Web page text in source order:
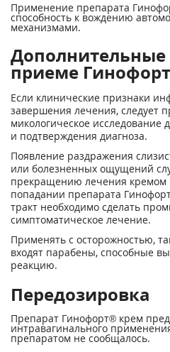
Применение препарата
способность к вождению
механизмами.
Дополнительные
приеме
Если клинические признаки
завершения лечения, следует
микологическое исследование
и подтверждения диагноза.
Появление раздражения
или болезненных ощущений
прекращению лечения кремом
попадании препарата
тракт необходимо сделать
симптоматическое лечение.
Применять с осторожностью,
входят парабены, способные
реакцию.
Передозировка
Препарат Гинофорт® крем
интравагинального
препаратом не сообщалось.